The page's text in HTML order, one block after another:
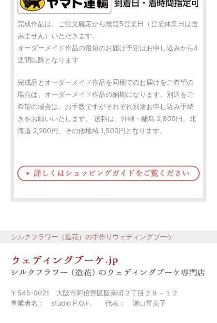
完成作品は、ご注文確定から最短5営業日（営業休業日は含
みません）いただきます。
オーダーメイド作品の最短のお届け予定はお申し込みから4
週間以降となります
完成品とオーダーメイド作品を同梱でのお届けをご希望の
場合は、オーダーメイド作品の納期になります。別送をご
希望の場合は、お手数ですがそれぞれ別途お申し込み手続
きをお願いいたします。 送料は、沖縄・離島 2,800円。北
海道 2,200円。その他地域 1,500円となります。
シルクフラワー（造花）の手作りウェディングブーケ
〒545-0021 大阪市阿倍野区阪南町２丁目２９－１２
事業者名： studio P.O.F. 代表： 溝口富美子